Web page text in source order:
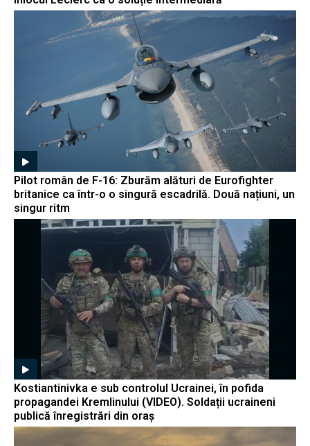
Pilot român de F-16: Zburăm alături de Eurofighter
britanice ca într-o o singură escadrilă. Două națiuni, un
singur ritm
Kostiantinivka e sub controlul Ucrainei, în pofida
propagandei Kremlinului (VIDEO). Soldații ucraineni
publică înregistrări din oraș